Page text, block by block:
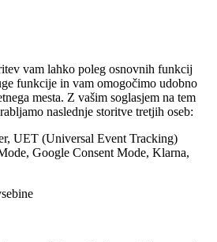
vam lahko poleg osnovnih funkcij
funkcije in vam omogočimo udobno
mesta. Z vašim soglasjem na tem
naslednje storitve tretjih oseb:
UET (Universal Event Tracking)
Google Consent Mode, Klarna,